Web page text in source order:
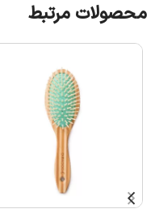
محصولات مرتبط